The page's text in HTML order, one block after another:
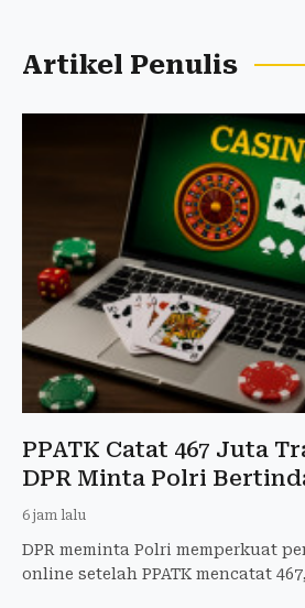
Artikel Penulis
PPATK Catat 467 Juta
DPR Minta Polri
6 jam lalu
DPR meminta Polri memperkuat
online setelah PPATK mencatat